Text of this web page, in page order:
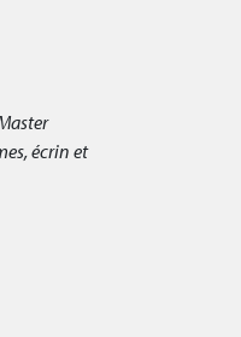
écrin et